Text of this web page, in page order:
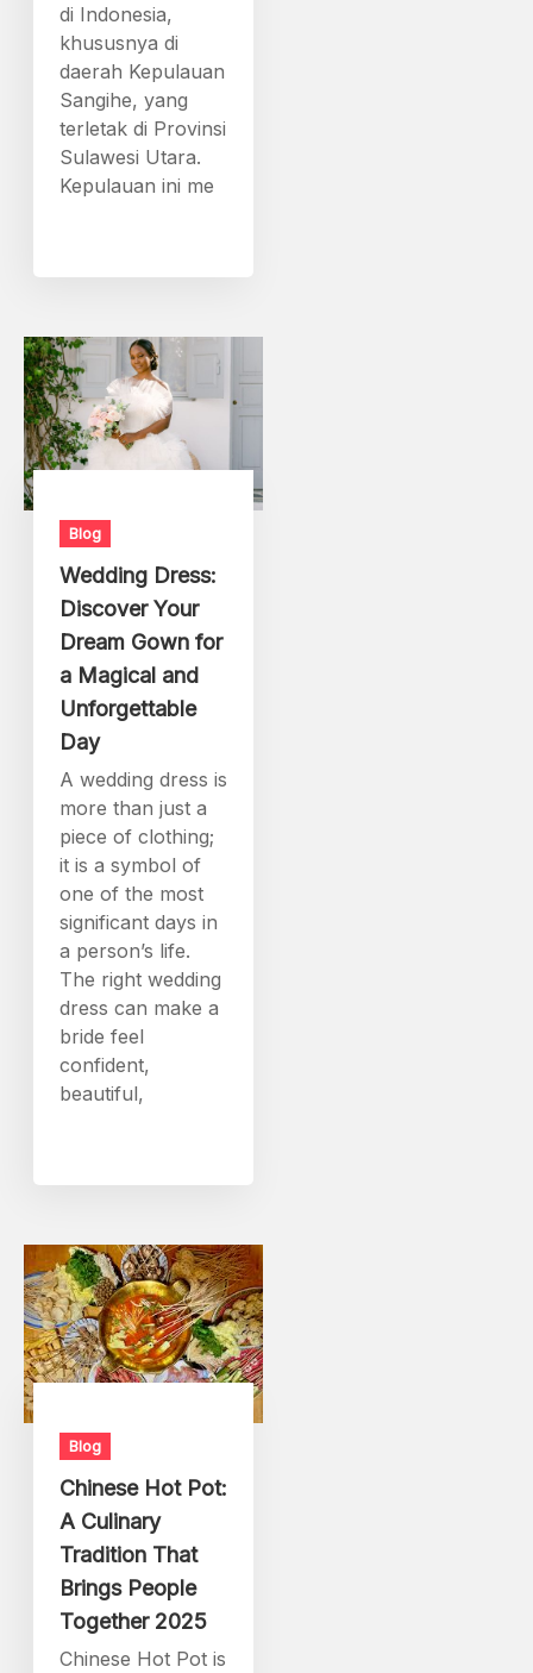
di Indonesia,
khususnya di
daerah Kepulauan
Sangihe, yang
terletak di Provinsi
Sulawesi Utara.
Kepulauan ini me
Blog
Wedding Dress:
Discover Your
Dream Gown for
a Magical and
Unforgettable
Day
A wedding dress is
more than just a
piece of clothing;
it is a symbol of
one of the most
significant days in
a person’s life.
The right wedding
dress can make a
bride feel
confident,
beautiful,
Blog
Chinese Hot Pot:
A Culinary
Tradition That
Brings People
Together 2025
Chinese Hot Pot is